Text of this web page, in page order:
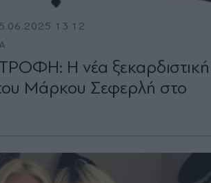
13:12
Η νέα ξεκαρδιστική
Μάρκου Σεφερλή στο